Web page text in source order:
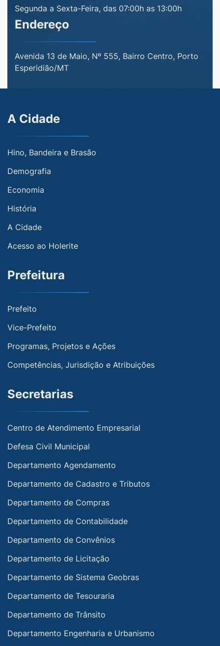
Segunda a Sexta-Feira, das 07:00h as 13:00h
Endereço
Avenida 13 de Maio, Nº 555, Bairro Centro, Porto
Esperidião/MT
A Cidade
Hino, Bandeira e Brasão
Demografia
Economia
História
A Cidade
Acesso ao Holerite
Prefeitura
Prefeito
Vice-Prefeito
Programas, Projetos e Ações
Competências, Jurisdição e Atribuições
Secretarias
Centro de Atendimento Empresarial
Defesa Civil Municipal
Departamento Agendamento
Departamento de Cadastro e Tributos
Departamento de Compras
Departamento de Contabilidade
Departamento de Convênios
Departamento de Licitação
Departamento de Sistema Geobras
Departamento de Tesouraria
Departamento de Trânsito
Departamento Engenharia e Urbanismo